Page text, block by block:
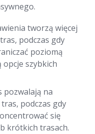
tworzą więcej
podczas gdy
poziomą
opcje szybkich
pozwalają na
podczas gdy
się
krótkich trasach.